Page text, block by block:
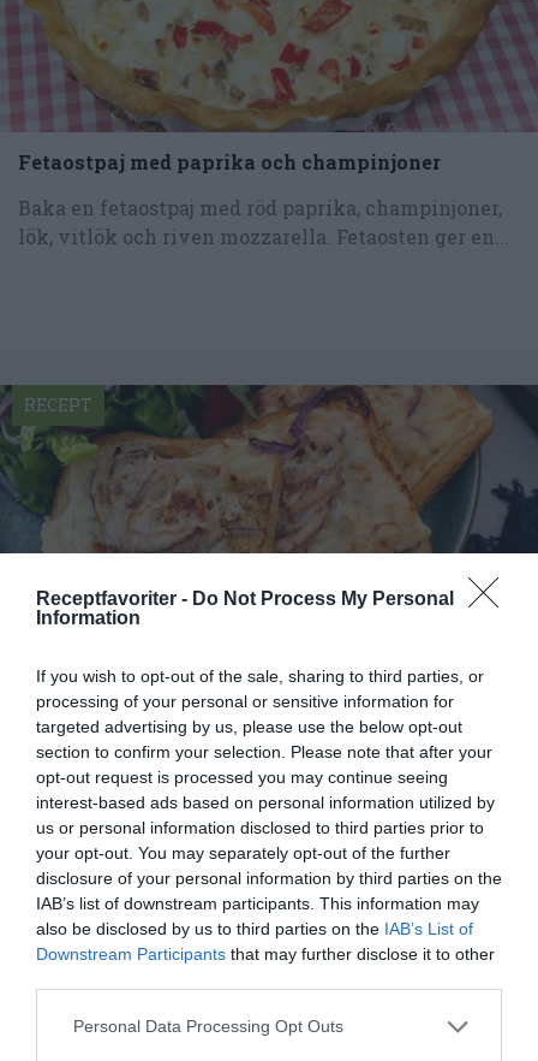
Receptfavoriter - Do Not Process My Personal
Information
If you wish to opt-out of the sale, sharing to third parties, or
processing of your personal or sensitive information for
targeted advertising by us, please use the below opt-out
section to confirm your selection. Please note that after your
opt-out request is processed you may continue seeing
interest-based ads based on personal information utilized by
us or personal information disclosed to third parties prior to
your opt-out. You may separately opt-out of the further
disclosure of your personal information by third parties on the
IAB’s list of downstream participants. This information may
also be disclosed by us to third parties on the IAB’s List of
Downstream Participants that may further disclose it to other
Personal Data Processing Opt Outs
Fetaostpaj med paprika och champinjoner
Baka en fetaostpaj med röd paprika, champinjoner,
lök, vitlök och riven mozzarella. Fetaosten ger en...
Varma mackor
Varma mackor eller smörgåsar med ost, skinka,
tomat och rödlök samt förslag på varianter och
tillbehör...
RECEPT